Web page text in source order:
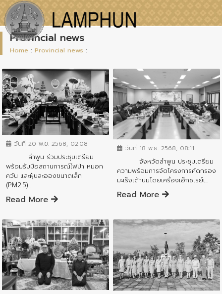
Provincial news
Home : Provincial news :
ข่าวสารจังหวัด
วันที่ 20 พ.ย. 2568, 02:08
ลำพูน ร่วมประชุมเตรียม
พร้อมรับมือสถานการณ์ไฟป่า หมอก
ควัน และฝุ่นละอองขนาดเล็ก
(PM2.5)...
Read More
ข่าวสารจังหวัด
วันที่ 18 พ.ย. 2568, 08:11
จังหวัดลำพูน ประชุมเตรียม
ความพร้อมการจัดโครงการคัดกรอง
มะเร็งเต้านมโดยเครื่องเอ็กซเรย์เ...
Read More
ข่าวสารจังหวัด ข่าวสารจังหวัด